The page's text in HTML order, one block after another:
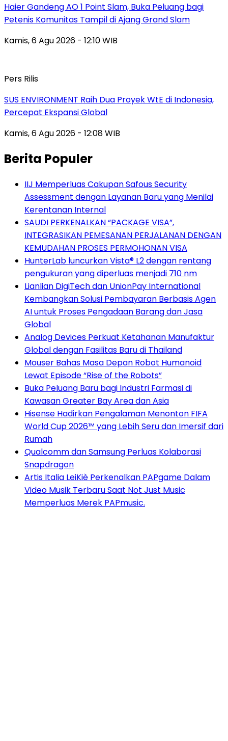
Haier Gandeng AO 1 Point Slam, Buka Peluang bagi
Petenis Komunitas Tampil di Ajang Grand Slam
Kamis, 6 Agu 2026 - 12:10 WIB
Pers Rilis
SUS ENVIRONMENT Raih Dua Proyek WtE di Indonesia,
Percepat Ekspansi Global
Kamis, 6 Agu 2026 - 12:08 WIB
Berita Populer
IIJ Memperluas Cakupan Safous Security
Assessment dengan Layanan Baru yang Menilai
Kerentanan Internal
SAUDI PERKENALKAN “PACKAGE VISA”,
INTEGRASIKAN PEMESANAN PERJALANAN DENGAN
KEMUDAHAN PROSES PERMOHONAN VISA
HunterLab luncurkan Vista® L2 dengan rentang
pengukuran yang diperluas menjadi 710 nm
Lianlian DigiTech dan UnionPay International
Kembangkan Solusi Pembayaran Berbasis Agen
AI untuk Proses Pengadaan Barang dan Jasa
Global
Analog Devices Perkuat Ketahanan Manufaktur
Global dengan Fasilitas Baru di Thailand
Mouser Bahas Masa Depan Robot Humanoid
Lewat Episode “Rise of the Robots”
Buka Peluang Baru bagi Industri Farmasi di
Kawasan Greater Bay Area dan Asia
Hisense Hadirkan Pengalaman Menonton FIFA
World Cup 2026™ yang Lebih Seru dan Imersif dari
Rumah
Qualcomm dan Samsung Perluas Kolaborasi
Snapdragon
Artis Italia LeiKiè Perkenalkan PAPgame Dalam
Video Musik Terbaru Saat Not Just Music
Memperluas Merek PAPmusic.